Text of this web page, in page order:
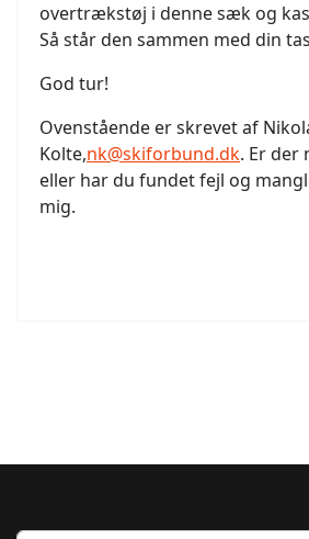
overtrækstøj i denne sæk og
Så står den sammen med din
God tur!
Ovenstående er skrevet af
Kolte,nk@skiforbund.dk. Er der
eller har du fundet fejl og
mig.